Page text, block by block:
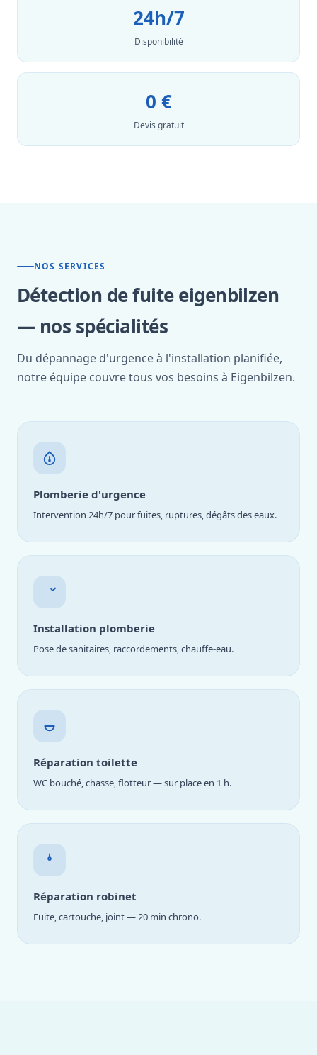
24h/7
Disponibilité
0 €
Devis gratuit
NOS SERVICES
Détection de fuite eigenbilzen
— nos spécialités
Du dépannage d'urgence à l'installation planifiée,
notre équipe couvre tous vos besoins à Eigenbilzen.
Plomberie d'urgence
Intervention 24h/7 pour fuites, ruptures, dégâts des eaux.
Installation plomberie
Pose de sanitaires, raccordements, chauffe-eau.
Réparation toilette
WC bouché, chasse, flotteur — sur place en 1 h.
Réparation robinet
Fuite, cartouche, joint — 20 min chrono.